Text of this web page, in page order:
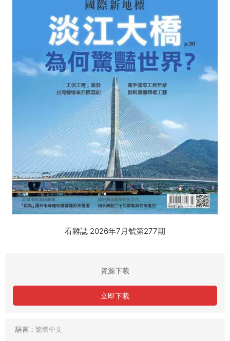
看雜誌 2026年7月號第277期
資源下載
立即下載
語言： 繁體中文